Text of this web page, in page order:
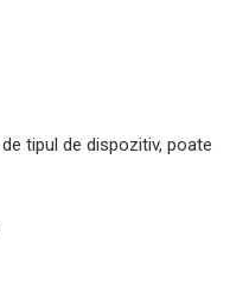
tipul de dispozitiv, poate